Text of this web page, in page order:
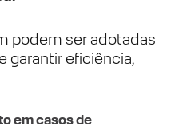
podem ser adotadas
garantir eficiência,
em casos de